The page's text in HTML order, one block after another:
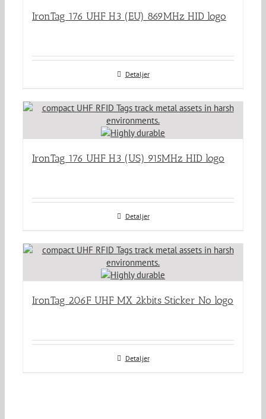
IronTag 176 UHF H3 (EU) 869MHz HID logo
Detaljer
IronTag 176 UHF H3 (US) 915MHz HID logo
Detaljer
IronTag 206F UHF MX 2kbits Sticker No logo
Detaljer